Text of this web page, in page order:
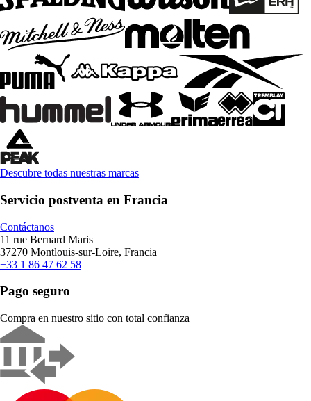
Descubre todas nuestras marcas
Servicio postventa en Francia
Contáctanos
11 rue Bernard Maris
37270 Montlouis-sur-Loire, Francia
+33 1 86 47 62 58
Pago seguro
Compra en nuestro sitio con total confianza